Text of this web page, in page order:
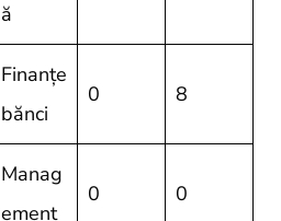
ă
Finanțe
bănci
0 8
Manag
ement
0 0